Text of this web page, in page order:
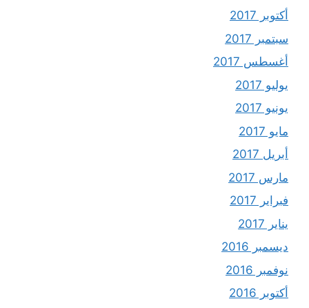
أكتوبر 2017
سبتمبر 2017
أغسطس 2017
يوليو 2017
يونيو 2017
مايو 2017
أبريل 2017
مارس 2017
فبراير 2017
يناير 2017
ديسمبر 2016
نوفمبر 2016
أكتوبر 2016